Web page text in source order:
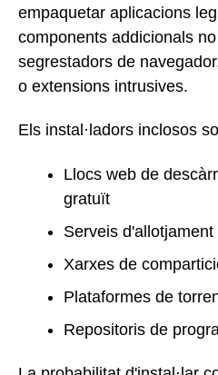
empaquetar aplicacions
components addicionals
segrestadors de
o extensions intrusives.
Els instal·ladors inclosos
Llocs web de
gratuït
Serveis
Xarxes de
Plataformes de
Repositoris de